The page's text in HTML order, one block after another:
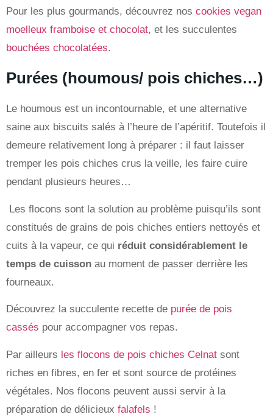
Pour les plus gourmands, découvrez nos cookies vegan
moelleux framboise et chocolat, et les succulentes
bouchées chocolatées.
Purées (houmous/ pois chiches…)
Le houmous est un incontournable, et une alternative
saine aux biscuits salés à l’heure de l’apéritif. Toutefois il
demeure relativement long à préparer : il faut laisser
tremper les pois chiches crus la veille, les faire cuire
pendant plusieurs heures…
Les flocons sont la solution au problème puisqu’ils sont
constitués de grains de pois chiches entiers nettoyés et
cuits à la vapeur, ce qui réduit considérablement le
temps de cuisson au moment de passer derrière les
fourneaux.
Découvrez la succulente recette de purée de pois
cassés pour accompagner vos repas.
Par ailleurs les flocons de pois chiches Celnat sont
riches en fibres, en fer et sont source de protéines
végétales. Nos flocons peuvent aussi servir à la
préparation de délicieux falafels !